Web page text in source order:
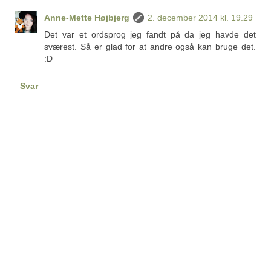
Anne-Mette Højbjerg
2. december 2014 kl. 19.29
Det var et ordsprog jeg fandt på da jeg havde det
sværest. Så er glad for at andre også kan bruge det.
:D
Svar